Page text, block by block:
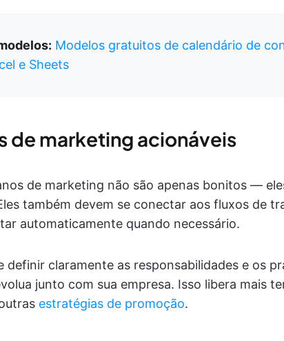
Modelos gratuitos de calendário de
e Sheets
de marketing acionáveis
de marketing não são apenas bonitos —
também devem se conectar aos fluxos de
automaticamente quando necessário.
definir claramente as responsabilidades e os
junto com sua empresa. Isso libera mais
estratégias de promoção.